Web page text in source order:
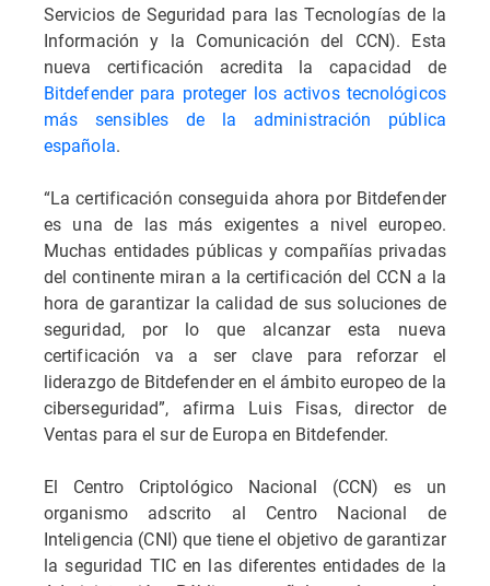
Servicios de Seguridad para las Tecnologías de la
Información y la Comunicación del CCN). Esta
nueva certificación acredita la capacidad de
Bitdefender para proteger los activos tecnológicos
más sensibles de la administración pública
española.
“La certificación conseguida ahora por Bitdefender
es una de las más exigentes a nivel europeo.
Muchas entidades públicas y compañías privadas
del continente miran a la certificación del CCN a la
hora de garantizar la calidad de sus soluciones de
seguridad, por lo que alcanzar esta nueva
certificación va a ser clave para reforzar el
liderazgo de Bitdefender en el ámbito europeo de la
ciberseguridad”, afirma Luis Fisas, director de
Ventas para el sur de Europa en Bitdefender.
El Centro Criptológico Nacional (CCN) es un
organismo adscrito al Centro Nacional de
Inteligencia (CNI) que tiene el objetivo de garantizar
la seguridad TIC en las diferentes entidades de la